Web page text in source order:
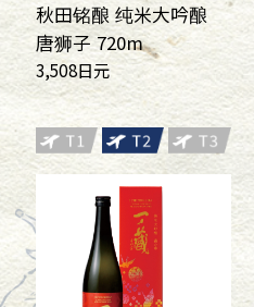
秋田铭酿 纯米大吟酿
唐狮子 720m
3,508日元